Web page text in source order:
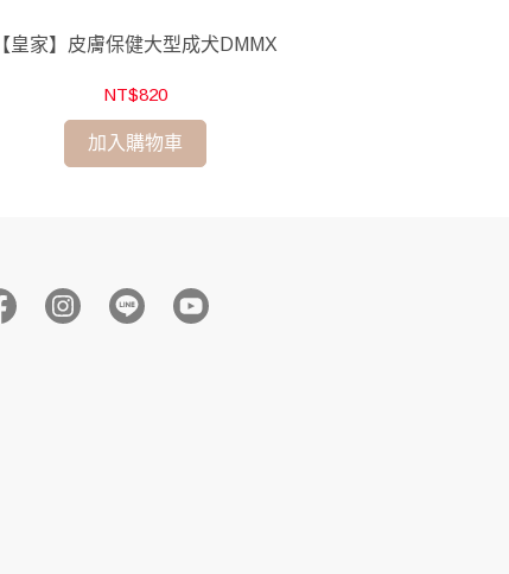
【皇家】皮膚保健大型成犬DMMX
NT$820
加入購物車